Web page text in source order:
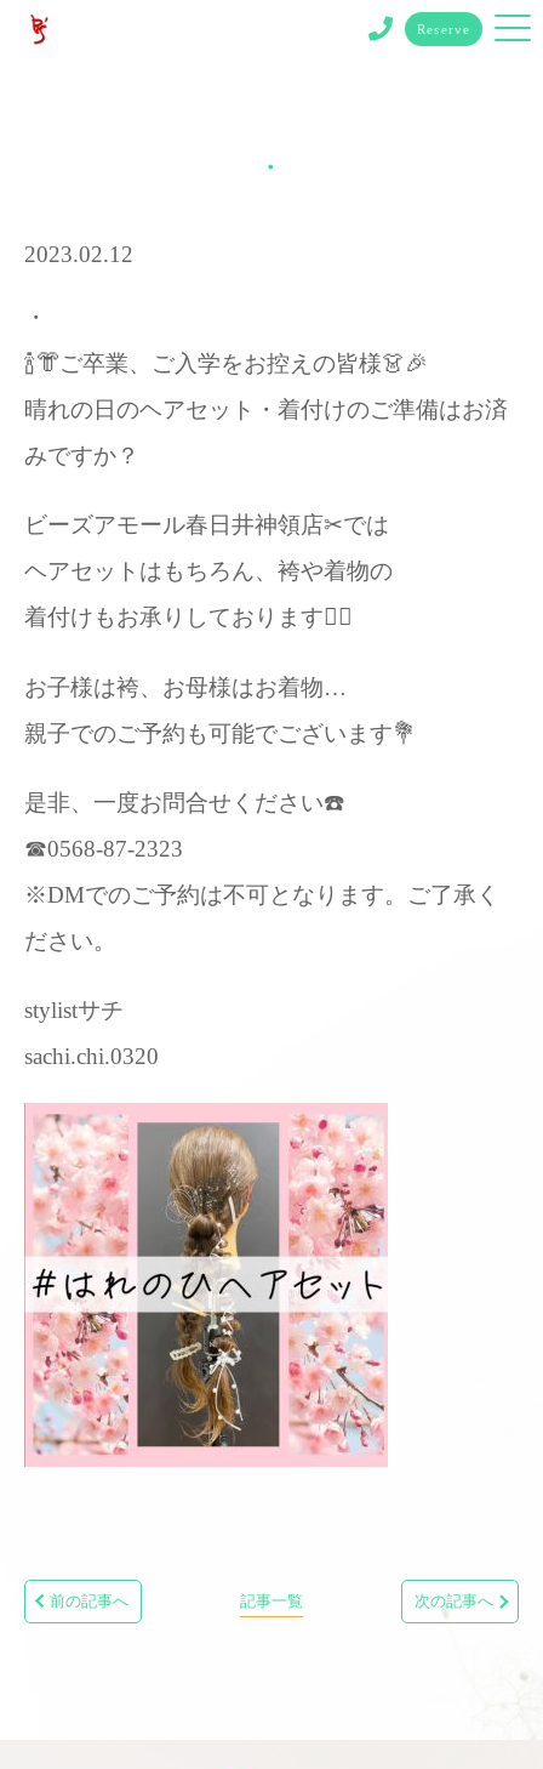
Reserve
・
2023.02.12
・
🍾👘ご卒業、ご入学をお控えの皆様👗🎉
晴れの日のヘアセット・着付けのご準備はお済
みですか？
ビーズアモール春日井神領店✂︎では
ヘアセットはもちろん、袴や着物の
着付けもお承りしております💁‍♀️
お子様は袴、お母様はお着物…
親子でのご予約も可能でございます💐
是非、一度お問合せください☎️
☎︎0568-87-2323
※DMでのご予約は不可となります。ご了承く
ださい。
stylistサチ
sachi.chi.0320
前の記事へ 記事一覧 次の記事へ